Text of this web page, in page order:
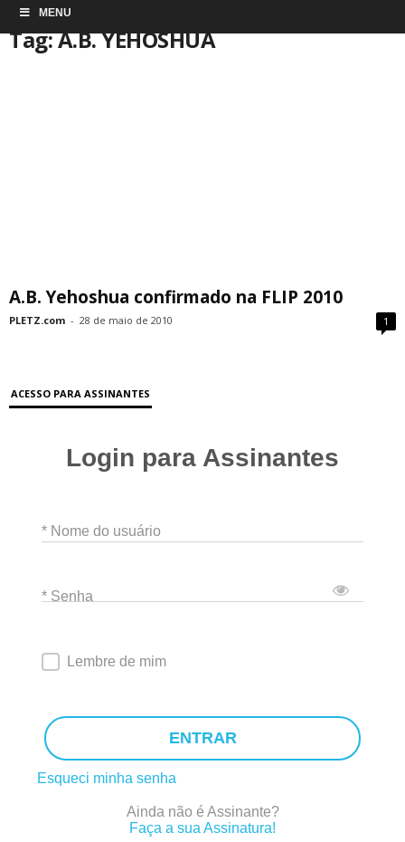
MENU
Início Tags
Tag: A.B. YEHOSHUA
A.B. Yehoshua confirmado na FLIP 2010
PLETZ.com - 28 de maio de 2010 1
ACESSO PARA ASSINANTES
Login para Assinantes
* Nome do usuário
* Senha
Lembre de mim
ENTRAR
Esqueci minha senha
Ainda não é Assinante?
Faça a sua Assinatura!